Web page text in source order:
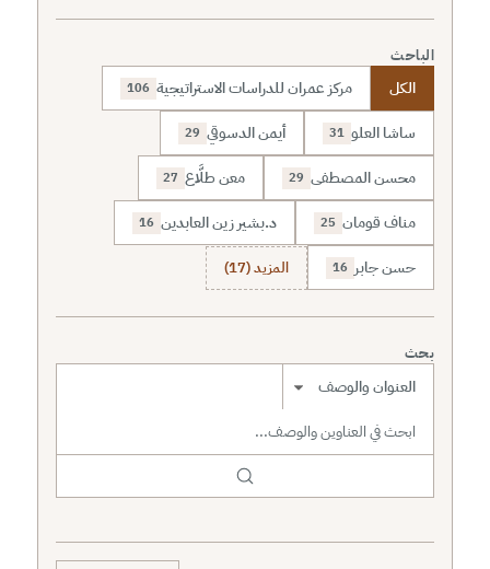
الباحث
الكل مركز عمران للدراسات الاستراتيجية 106
ساشا العلو 31 أيمن الدسوقي 29
محسن المصطفى 29 معن طلَّاع 27
مناف قومان 25 د.بشير زين العابدين 16
حسن جابر 16 المزيد (17)
بحث
نطاق البحث